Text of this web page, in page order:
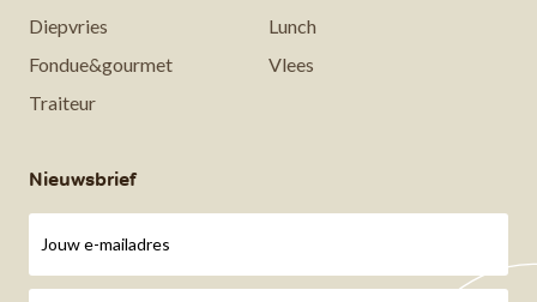
Diepvries
Lunch
Fondue&gourmet
Vlees
Traiteur
Nieuwsbrief